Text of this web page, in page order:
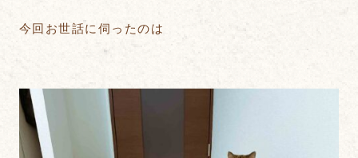
今回お世話に伺ったのは